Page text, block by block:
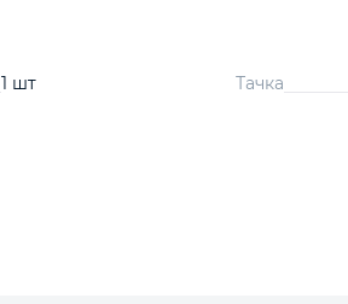
1 шт Тачка